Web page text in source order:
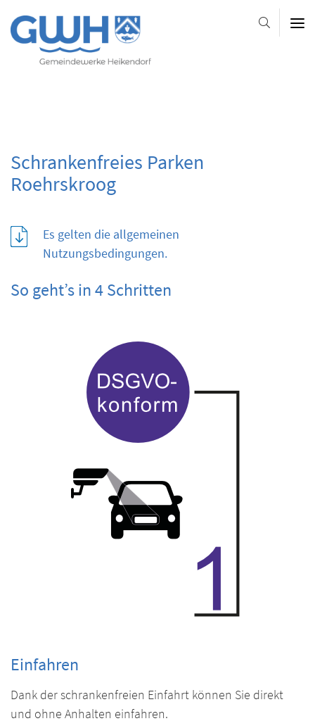
im
Kopfbereich
Schrankenfreies Parken
Roehrskroog
Es gelten die allgemeinen
Nutzungsbedingungen.
So geht’s in 4 Schritten
Einfahren
Dank der schrankenfreien Einfahrt können Sie direkt
und ohne Anhalten einfahren.